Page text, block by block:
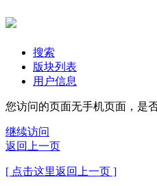
搜索
版块列表
用户信息
您访问的页面无手机页面，是
继续访问
返回上一页
[ 点击这里返回上一页 ]